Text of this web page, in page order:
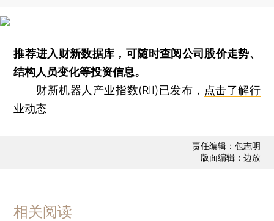
推荐进入财新数据库 ，可随时查阅公司股价走势、
结构人员变化等投资信息。
财新机器人产业指数(RII)已发布， 点击了解行
业动态
责任编辑：包志明
版面编辑：边放
相关阅读